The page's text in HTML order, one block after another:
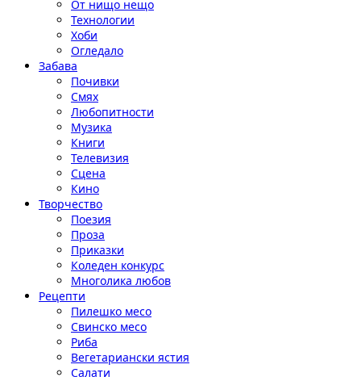
От нищо нещо
Технологии
Хоби
Огледало
Забава
Почивки
Смях
Любопитности
Музика
Книги
Телевизия
Сцена
Кино
Творчество
Поезия
Проза
Приказки
Коледен конкурс
Многолика любов
Рецепти
Пилешко месо
Свинско месо
Риба
Вегетариански ястия
Салати